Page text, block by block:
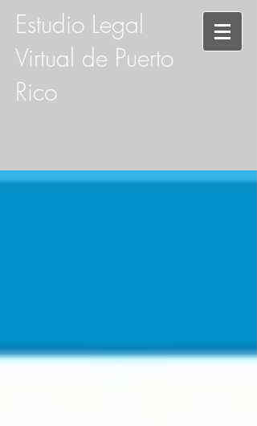
Estudio Legal
Virtual de Puerto
Rico